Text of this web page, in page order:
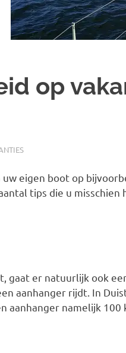
op
eigen boot op
tips die u
gaat er natuurlijk ook
aanhanger rijdt. In
aanhanger namelijk 100